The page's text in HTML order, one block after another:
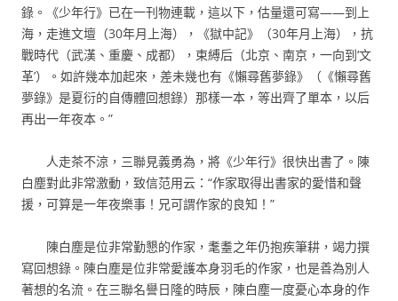
錄。《少年行》已在一刊物連載，這以下，估量還可寫——到上
海，走進文壇（30年月上海），《獄中記》（30年月上海），抗
戰時代（武漢、重慶、成都），束縛后（北京、南京，一向到‘文
革’）。如許幾本加起來，差未幾也有《懶尋舊夢錄》（《懶尋舊
夢錄》是夏衍的自傳體回想錄）那樣一本，等出齊了單本，以后
再出一年夜本。”
人走茶不涼，三聯見義勇為，將《少年行》很快出書了。陳
白塵對此非常激動，致信范用云：“作家取得出書家的愛惜和聲
援，可算是一年夜樂事！兄可謂作家的良知！”
陳白塵是位非常勤懇的作家，耄耋之年仍抱疾筆耕，竭力撰
寫回想錄。陳白塵是位非常愛護本身羽毛的作家，也是善為別人
著想的名流。在三聯名譽日隆的時辰，陳白塵一度憂心本身的作